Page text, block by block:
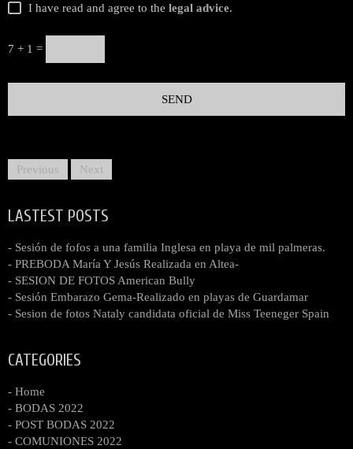
I have read and agree to the legal advice.
7 + 1 =
Previous Next
LASTEST POSTS
- Sesión de fofos a una familia Inglesa en playa de mil palmeras.
- PREBODA María Y Jesús Realizada en Altea-
- SESION DE FOTOS American Bully
- Sesión Embarazo Gema-Realizado en playas de Guardamar
- Sesion de fotos Nataly candidata oficial de Miss Teeneger Spain
CATEGORIES
- Home
- BODAS 2022
- POST BODAS 2022
- COMUNIONES 2022